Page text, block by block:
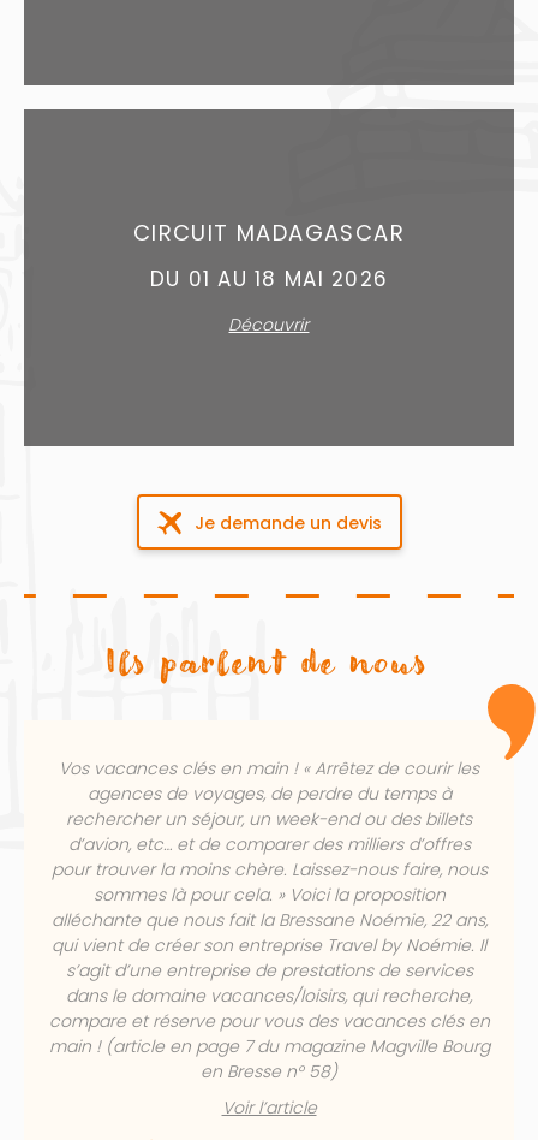
CIRCUIT MADAGASCAR
DU 01 AU 18 MAI 2026
Découvrir
Je demande un devis
Ils parlent de nous
Vos vacances clés en main ! « Arrêtez de courir les
agences de voyages, de perdre du temps à
rechercher un séjour, un week-end ou des billets
d’avion, etc… et de comparer des milliers d’offres
pour trouver la moins chère. Laissez-nous faire, nous
sommes là pour cela. » Voici la proposition
alléchante que nous fait la Bressane Noémie, 22 ans,
qui vient de créer son entreprise Travel by Noémie. Il
s’agit d’une entreprise de prestations de services
dans le domaine vacances/loisirs, qui recherche,
compare et réserve pour vous des vacances clés en
main ! (article en page 7 du magazine Magville Bourg
en Bresse n° 58)
Voir l’article